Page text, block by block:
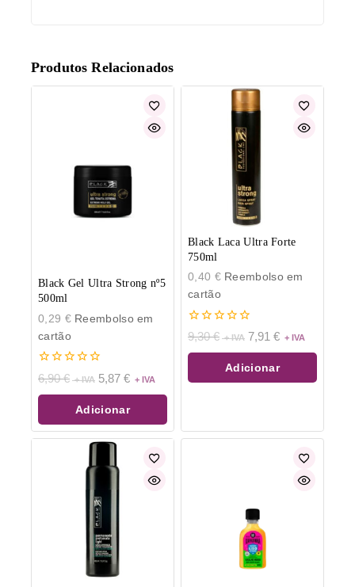
Produtos Relacionados
Black Gel Ultra Strong nº5
500ml
0,29 €Reembolso em
cartão
0
de
5
6,90€ 5,87 €
Adicionar
Black Laca Ultra Forte
750ml
0,40 €Reembolso em
cartão
0
de
5
9,30€ 7,91 €
Adicionar